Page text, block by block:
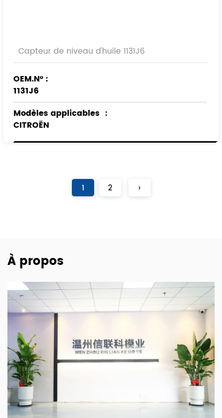
Capteur de niveau d'huile 1131J6
OEM.N° :
1131J6
Modèles applicables ：
CITROËN
1 2 ›
À propos